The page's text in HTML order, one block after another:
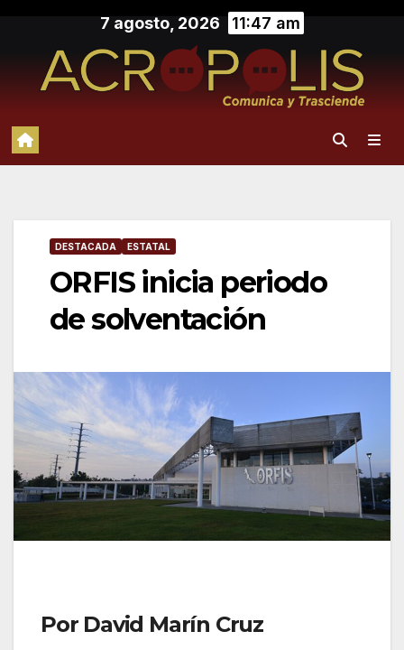
contenido
7 agosto, 2026 11:47 am
DESTACADA ESTATAL
ORFIS inicia periodo
de solventación
Por David Marín Cruz